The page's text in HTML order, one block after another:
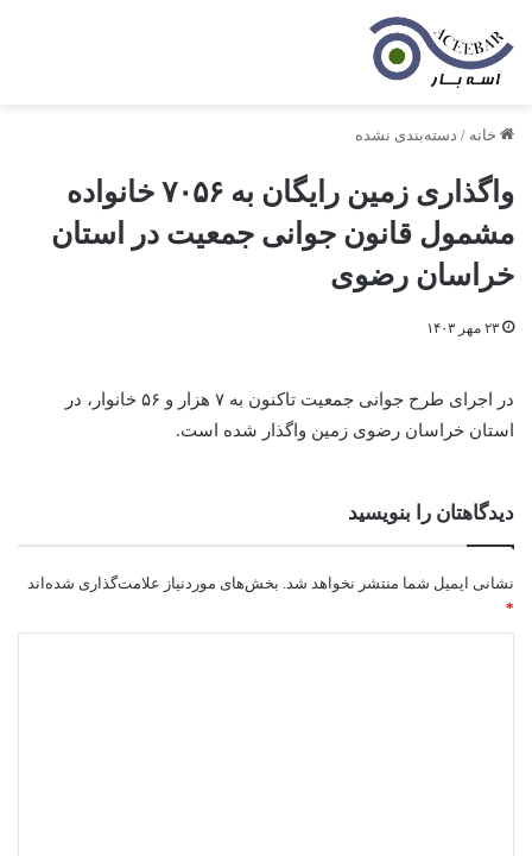
خانه / دسته‌بندی نشده
واگذاری زمین رایگان به ۷۰۵۶ خانواده
مشمول قانون جوانی جمعیت در استان
خراسان رضوی
۲۳ مهر ۱۴۰۳
در اجرای طرح جوانی جمعیت تاکنون به ۷ هزار و ۵۶ خانوار، در
استان خراسان رضوی زمین واگذار شده است.
دیدگاهتان را بنویسید
نشانی ایمیل شما منتشر نخواهد شد. بخش‌های موردنیاز علامت‌گذاری شده‌اند
*